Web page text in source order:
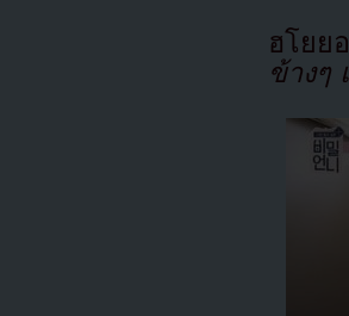
ฮโยย
ข้างๆ